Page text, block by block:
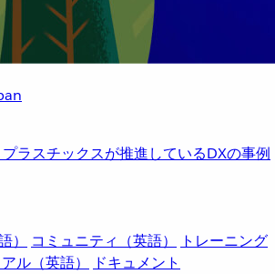
ラスチックスが推進しているDXの事例
）
コミュニティ（英語）
トレーニング
ル（英語）
ドキュメント